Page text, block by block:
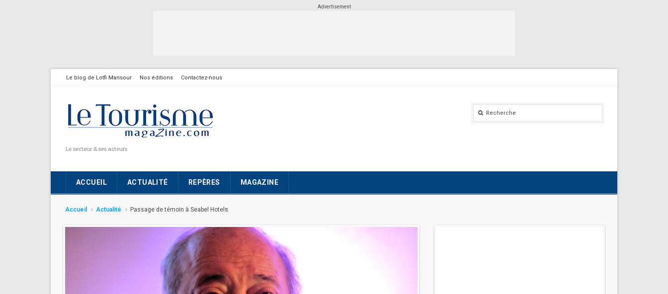
Advertisement
Le blog de Lotfi Mansour Nos éditions Contactez-nous
Le secteur & ses acteurs
ACCUEIL ACTUALITÉ REPÈRES MAGAZINE
Accueil Actualité Passage de témoin à Seabel Hotels